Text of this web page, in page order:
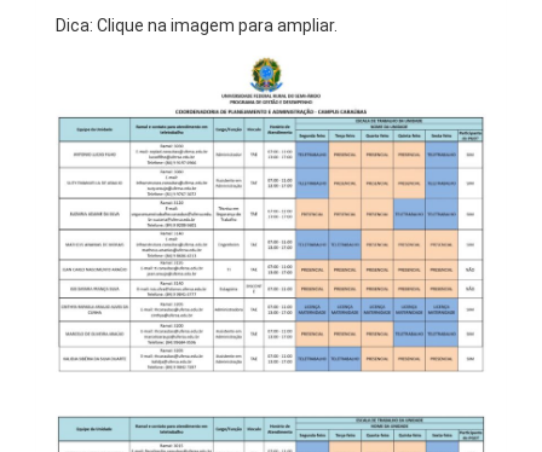
Dica: Clique na imagem para ampliar.